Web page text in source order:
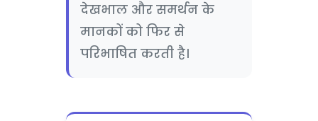
देखभाल और समर्थन के
मानकों को फिर से
परिभाषित करती है।